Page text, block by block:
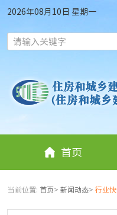
2026年08月10日 星期一
请输入关键字
首页
当前位置: 首页> 新闻动态> 行业